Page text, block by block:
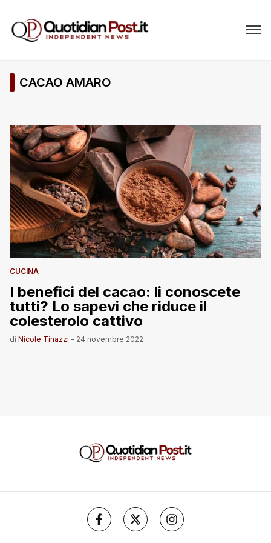
CACAO AMARO
CUCINA
I benefici del cacao: li conoscete
tutti? Lo sapevi che riduce il
colesterolo cattivo
di Nicole Tinazzi - 24 novembre 2022